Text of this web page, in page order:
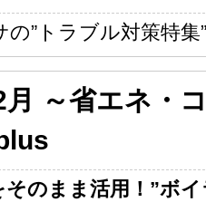
”トラブル対策特集
～省エネ・
そのまま活用！”ボ